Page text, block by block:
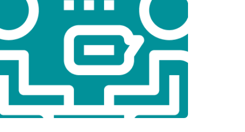
от 2200 ₽ Заказать
от 3500 ₽ Заказать
Заказать
от 1700 ₽ Заказать